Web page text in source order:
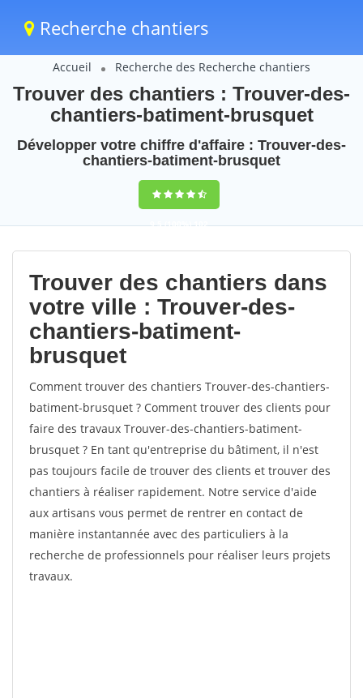
Recherche chantiers
Accueil Recherche des Recherche chantiers
Trouver des chantiers : Trouver-des-
chantiers-batiment-brusquet
Développer votre chiffre d'affaire : Trouver-des-
chantiers-batiment-brusquet
9,5(100%)102
votes
Trouver des chantiers dans
votre ville : Trouver-des-
chantiers-batiment-
brusquet
Comment trouver des chantiers Trouver-des-chantiers-
batiment-brusquet ? Comment trouver des clients pour
faire des travaux Trouver-des-chantiers-batiment-
brusquet ? En tant qu'entreprise du bâtiment, il n'est
pas toujours facile de trouver des clients et trouver des
chantiers à réaliser rapidement. Notre service d'aide
aux artisans vous permet de rentrer en contact de
manière instantannée avec des particuliers à la
recherche de professionnels pour réaliser leurs projets
travaux.